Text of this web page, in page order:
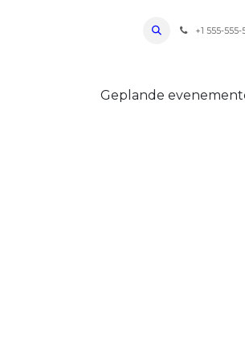
Bevoorradingen FAQ+1 555-555-
Geplande